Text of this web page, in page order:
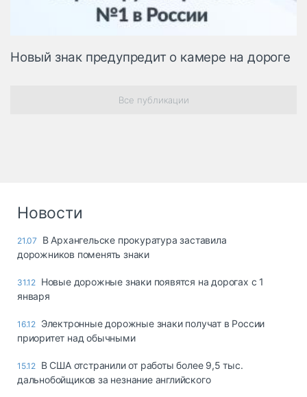
Новый знак предупредит о камере на дороге
Все публикации
Новости
21.07
В Архангельске прокуратура заставила
дорожников поменять знаки
31.12 Новые дорожные знаки появятся на дорогах с 1
января
16.12 Электронные дорожные знаки получат в России
приоритет над обычными
15.12 В США отстранили от работы более 9,5 тыс.
дальнобойщиков за незнание английского